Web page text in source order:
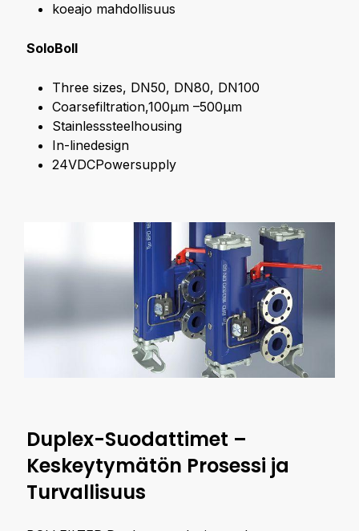
koeajo mahdollisuus
SoloBoll
Three sizes, DN50, DN80, DN100
Coarsefiltration,100μm –500μm
Stainlesssteelhousing
In-linedesign
24VDCPowersupply
Duplex-Suodattimet –
Keskeytymätön Prosessi ja
Turvallisuus